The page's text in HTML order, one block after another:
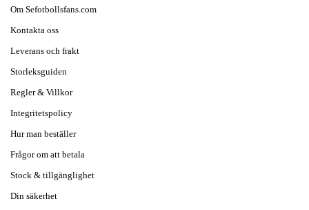
Om Sefotbollsfans.com
Kontakta oss
Leverans och frakt
Storleksguiden
Regler & Villkor
Integritetspolicy
Hur man beställer
Frågor om att betala
Stock & tillgänglighet
Din säkerhet